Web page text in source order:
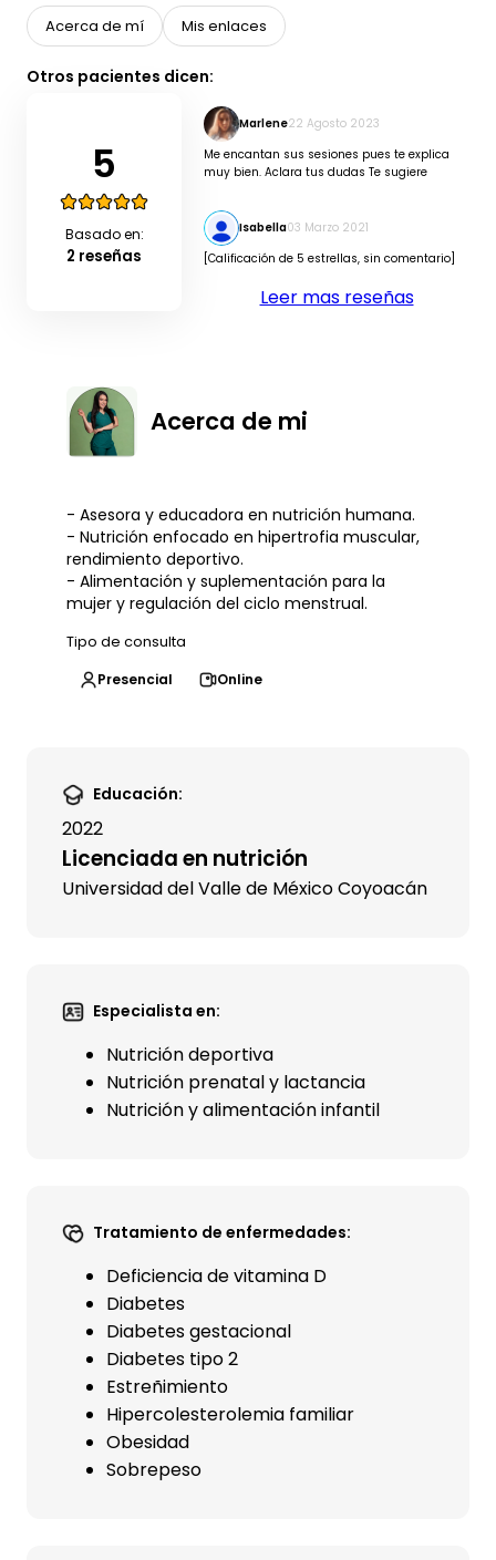
Acerca de mí Mis enlaces
Otros pacientes dicen:
5
Basado en:
2 reseñas
Marlene22 Agosto 2023
Me encantan sus sesiones pues te explica
muy bien. Aclara tus dudas Te sugiere
Isabella03 Marzo 2021
[Calificación de 5 estrellas, sin comentario]
Leer mas reseñas
Acerca de mi
- Asesora y educadora en nutrición humana.
- Nutrición enfocado en hipertrofia muscular,
rendimiento deportivo.
- Alimentación y suplementación para la
mujer y regulación del ciclo menstrual.
Tipo de consulta
Presencial
Online
Educación:
2022
Licenciada en nutrición
Universidad del Valle de México Coyoacán
Especialista en:
Nutrición deportiva
Nutrición prenatal y lactancia
Nutrición y alimentación infantil
Tratamiento de enfermedades:
Deficiencia de vitamina D
Diabetes
Diabetes gestacional
Diabetes tipo 2
Estreñimiento
Hipercolesterolemia familiar
Obesidad
Sobrepeso